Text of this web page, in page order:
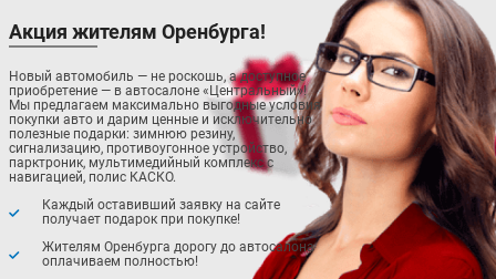
Акция жителям Оренбурга!
Новый автомобиль — не роскошь, а доступное
приобретение — в автосалоне «Центральный»!
Мы предлагаем максимально выгодные условия
покупки авто и дарим ценные и исключительно
полезные подарки: зимнюю резину,
сигнализацию, противоугонное устройство,
парктроник, мультимедийный комплекс с
навигацией, полис КАСКО.
Каждый оставивший заявку на сайте
получает подарок при покупке!
Жителям Оренбурга дорогу до автосалона
оплачиваем полностью!